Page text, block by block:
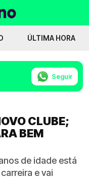
ÚLTIMA HORA
Seguir
CLUBE;
BEM
de idade está
e vai